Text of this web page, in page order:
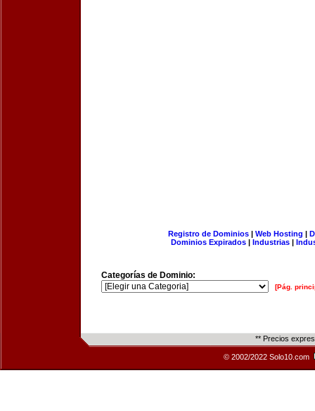
Registro de Dominios| Web Hosting |
Dominios Expirados | Industrias |
Categorías de Dominio:
[Pág.
** Precios
© 2002/2022 Solo10.com